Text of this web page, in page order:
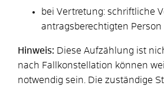
bei Vertretung: schriftliche
antragsberechtigten Person
Hinweis: Diese Aufzählung ist
nach Fallkonstellation können
notwendig sein. Die zuständige